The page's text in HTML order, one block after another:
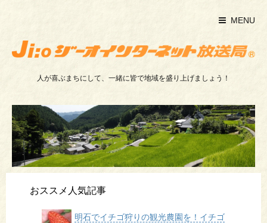
MENU
人が喜ぶまちにして、一緒に皆で地域を盛り上げましょう！
おススメ人気記事
明石でイチゴ狩りの観光農園を！イチゴ